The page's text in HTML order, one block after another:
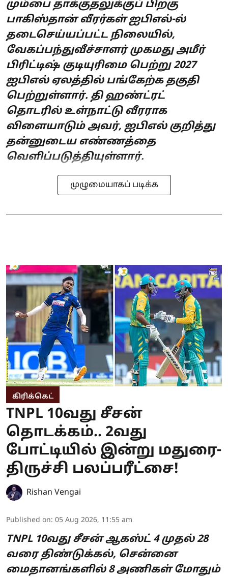
மும்பை தாக்குதலுக்குப் பிறகு
பாகிஸ்தான் வீரர்கள் ஐபிஎல்-ல்
தடைசெய்யப்பட்ட நிலையில்,
வேகப்பந்துவீச்சாளர் முகமது அமீர்
பிரிட்டிஷ் குடியுரிமை பெற்று 2027
ஐபிஎல் ஏலத்தில் பங்கேற்க தகுதி
பெற்றுள்ளார். தி ஹண்ட்ரட்
தொடரில் உள்நாட்டு வீரராக
விளையாடும் அவர், ஐபிஎல் குறித்து
தன்னுடைய எண்ணத்தை
வெளிப்படுத்தியுள்ளார்.
முழுமையாகப் படிக்க
கிரிக்கெட்
TNPL 10வது சீசன்
தொடக்கம்.. 2வது
போட்டியில் இன்று மதுரை-
திருச்சி பலப்பரீட்சை!
Rishan Vengai
Published on: 05 Aug 2026, 11:55 am
TNPL 10வது சீசன் ஆகஸ்ட் 4 முதல் 28
வரை திண்டுக்கல், சென்னை
மைதானங்களில் 8 அணிகள் மோதும்